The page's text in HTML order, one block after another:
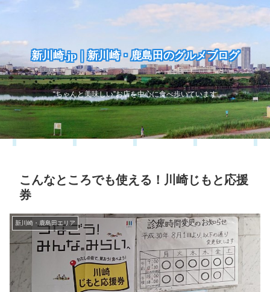
新川崎.jp｜新川崎・鹿島田のグルメブログ
“ちゃんと美味しい”お店を中心に食べ歩いています
こんなところでも使える！川崎じもと応援
券
新川崎・鹿島田エリア